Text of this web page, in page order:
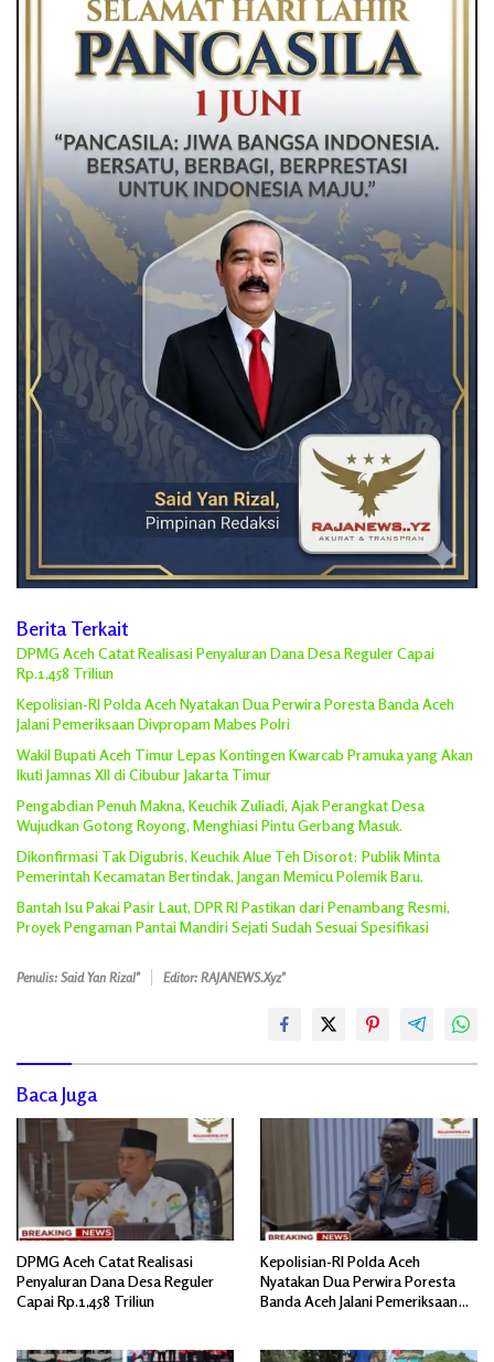
Berita Terkait
DPMG Aceh Catat Realisasi Penyaluran Dana Desa Reguler Capai
Rp.1,458 Triliun
Kepolisian-RI Polda Aceh Nyatakan Dua Perwira Poresta Banda Aceh
Jalani Pemeriksaan Divpropam Mabes Polri
Wakil Bupati Aceh Timur Lepas Kontingen Kwarcab Pramuka yang Akan
Ikuti Jamnas XII di Cibubur Jakarta Timur
Pengabdian Penuh Makna, Keuchik Zuliadi, Ajak Perangkat Desa
Wujudkan Gotong Royong, Menghiasi Pintu Gerbang Masuk.
Dikonfirmasi Tak Digubris, Keuchik Alue Teh Disorot: Publik Minta
Pemerintah Kecamatan Bertindak, Jangan Memicu Polemik Baru.
Bantah Isu Pakai Pasir Laut, DPR RI Pastikan dari Penambang Resmi,
Proyek Pengaman Pantai Mandiri Sejati Sudah Sesuai Spesifikasi
Penulis: Said Yan Rizal" Editor: RAJANEWS.Xyz"
Baca Juga
DPMG Aceh Catat Realisasi
Penyaluran Dana Desa Reguler
Capai Rp.1,458 Triliun
Kepolisian-RI Polda Aceh
Nyatakan Dua Perwira Poresta
Banda Aceh Jalani Pemeriksaan